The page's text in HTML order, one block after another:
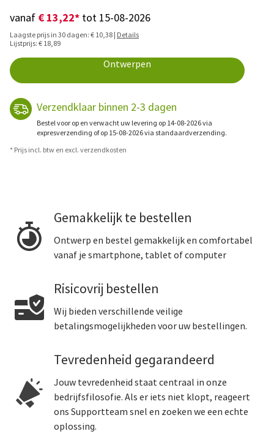
vanaf € 13,22* tot 15-08-2026
Laagste prijs in 30 dagen: € 10,38 | Details
Lijstprijs: € 18,89
Ontwerpen
Verzendklaar binnen 2-3 dagen
Bestel voor op en verwacht uw levering op 14-08-2026 via
expresverzending of op 15-08-2026 via standaardverzending.
* Prijs incl. btw en excl. verzendkosten
Gemakkelijk te bestellen
Ontwerp en bestel gemakkelijk en comfortabel
vanaf je smartphone, tablet of computer
Risicovrij bestellen
Wij bieden verschillende veilige
betalingsmogelijkheden voor uw bestellingen.
Tevredenheid gegarandeerd
Jouw tevredenheid staat centraal in onze
bedrijfsfilosofie. Als er iets niet klopt, reageert
ons Supportteam snel en zoeken we een echte
oplossing.